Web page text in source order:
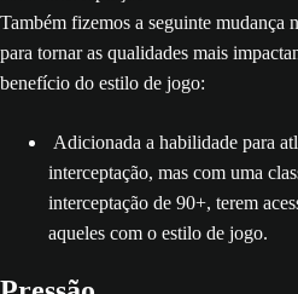
Também fizemos a seguinte mudança
para tornar as qualidades mais
benefício do estilo de jogo:
Adicionada a habilidade para
interceptação, mas com uma
interceptação de 90+, terem
aqueles com o estilo de jogo.